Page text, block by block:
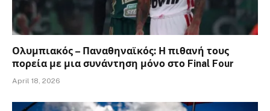
Ολυμπιακός – Παναθηναϊκός: Η πιθανή τους
πορεία με μια συνάντηση μόνο στο Final Four
April 18, 2026